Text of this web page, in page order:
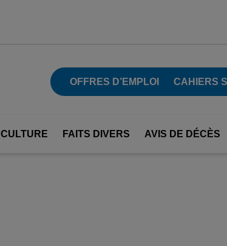
OFFRES D’EMPLOI CAHIERS
CULTURE FAITS DIVERS AVIS DE DÉCÈS